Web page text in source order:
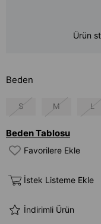
Ürün
Beden
S M L
Beden Tablosu
Favorilere Ekle
İstek Listeme Ekle
İndirimli Ürün